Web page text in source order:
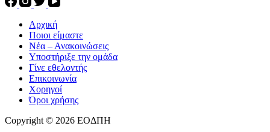
Αρχική
Ποιοι είμαστε
Νέα – Ανακοινώσεις
Υποστήριξε την ομάδα
Γίνε εθελοντής
Επικοινωνία
Χορηγοί
Όροι χρήσης
Copyright © 2026 ΕΟΔΠΗ